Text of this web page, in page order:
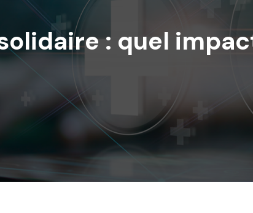
: quel